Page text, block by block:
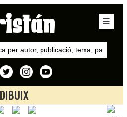
DIBUIX
Inici